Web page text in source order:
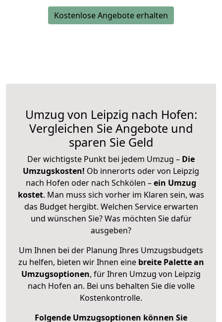
Kostenlose Angebote erhalten
Umzug von Leipzig nach Hofen:
Vergleichen Sie Angebote und
sparen Sie Geld
Der wichtigste Punkt bei jedem Umzug – Die
Umzugskosten! Ob innerorts oder von Leipzig
nach Hofen oder nach Schkölen –ein Umzug
kostet. Man muss sich vorher im Klaren sein, was
das Budget hergibt. Welchen Service erwarten
und wünschen Sie? Was möchten Sie dafür
ausgeben?
Um Ihnen bei der Planung Ihres Umzugsbudgets
zu helfen, bieten wir Ihnen eine breite Palette an
Umzugsoptionen, für Ihren Umzug von Leipzig
nach Hofen an. Bei uns behalten Sie die volle
Kostenkontrolle.
Folgende Umzugsoptionen können Sie